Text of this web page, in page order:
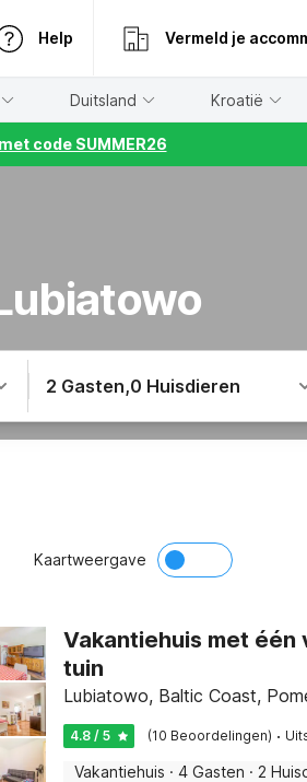
Help Vermeld je
Duitsland Kroatië
code SUMMER26
2 Gasten,0 Huisdieren
Kaartweergave
Vakantiehuis met één
tuin
Lubiatowo, Baltic Coast,
4.8 / 5 (10 Beoordelingen) ·
Vakantiehuis · 4 Gasten · 2